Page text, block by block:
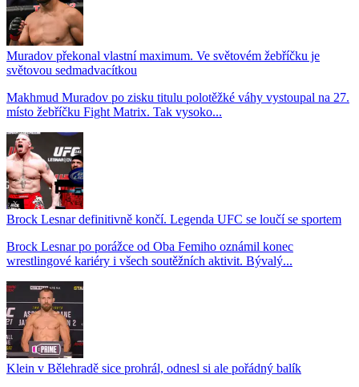
Muradov překonal vlastní maximum. Ve světovém žebříčku je
světovou sedmadvacítkou
Makhmud Muradov po zisku titulu polotěžké váhy vystoupal na 27.
místo žebříčku Fight Matrix. Tak vysoko...
Brock Lesnar definitivně končí. Legenda UFC se loučí se sportem
Brock Lesnar po porážce od Oba Femiho oznámil konec
wrestlingové kariéry i všech soutěžních aktivit. Bývalý...
Klein v Bělehradě sice prohrál, odnesl si ale pořádný balík